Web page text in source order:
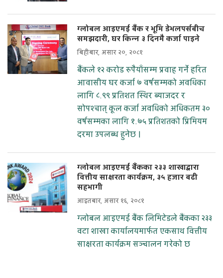
ग्लोबल आइएमई बैंक र भूमि डेभलपर्सबीच
समझदारी, घर किन्न ३ दिनमै कर्जा पाइने
बिहीबार, असार २०, २०८१
बैंकले १२ करोड रुपैयाँसम्म प्रवाह गर्ने हरित
आवासीय घर कर्जा ७ वर्षसम्मको अवधिका
लागि ८.९९ प्रतिशत स्थिर ब्याजदर र
सोपश्चात् कूल कर्जा अवधिको अधिकतम ३०
वर्षसम्मका लागि १.७५ प्रतिशतको प्रिमियम
दरमा उपलब्ध हुनेछ ।
ग्लोबल आइएमई बैंकका २३३ शाखाद्वारा
वित्तीय साक्षरता कार्यक्रम, ३५ हजार बढी
सहभागी
आइतबार, असार १६, २०८१
ग्लोबल आइएमई बैंक लिमिटेडले बैंकका २३३
वटा शाखा कार्यालयमार्फत एकसाथ वित्तीय
साक्षरता कार्यक्रम सञ्चालन गरेको छ